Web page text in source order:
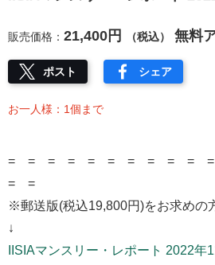
販売価格： 21,400円 （税込） 無料
ポスト シェア
お一人様：1個まで
= = = = = = = = = =
= =
※郵送版(税込19,800円)をお求めの
↓
IISIAマンスリー・レポート 2022年